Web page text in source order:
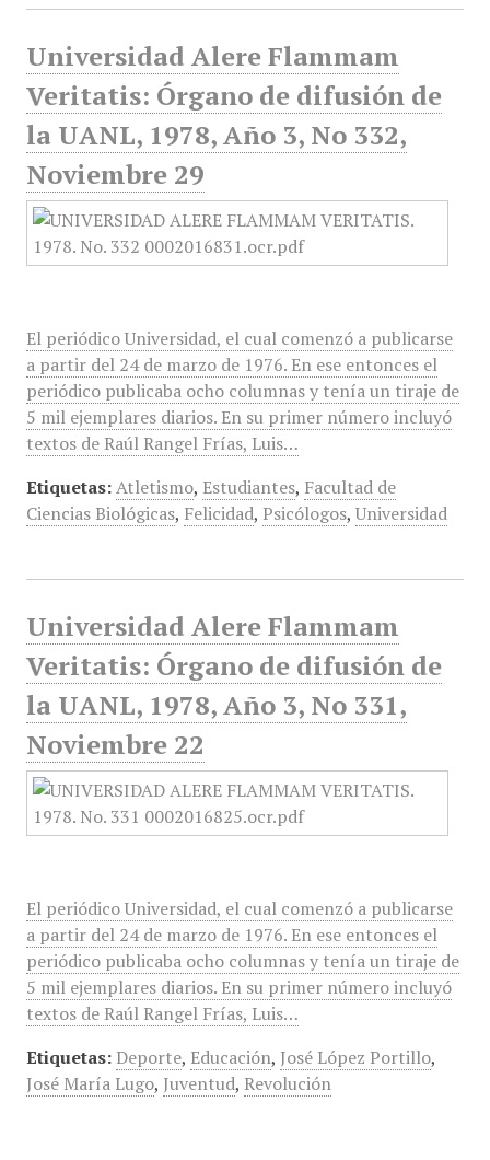
Universidad Alere Flammam
Veritatis: Órgano de difusión de
la UANL, 1978, Año 3, No 332,
Noviembre 29
El periódico Universidad, el cual comenzó a publicarse
a partir del 24 de marzo de 1976. En ese entonces el
periódico publicaba ocho columnas y tenía un tiraje de
5 mil ejemplares diarios. En su primer número incluyó
textos de Raúl Rangel Frías, Luis…
Etiquetas: Atletismo, Estudiantes, Facultad de
Ciencias Biológicas, Felicidad, Psicólogos, Universidad
Universidad Alere Flammam
Veritatis: Órgano de difusión de
la UANL, 1978, Año 3, No 331,
Noviembre 22
El periódico Universidad, el cual comenzó a publicarse
a partir del 24 de marzo de 1976. En ese entonces el
periódico publicaba ocho columnas y tenía un tiraje de
5 mil ejemplares diarios. En su primer número incluyó
textos de Raúl Rangel Frías, Luis…
Etiquetas: Deporte, Educación, José López Portillo,
José María Lugo, Juventud, Revolución